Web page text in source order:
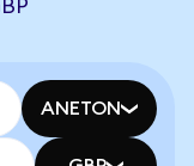
ANETON